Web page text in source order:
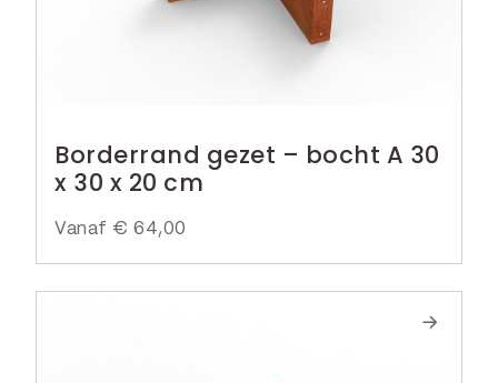
Borderrand gezet – bocht A 30
x 30 x 20 cm
Vanaf € 64,00